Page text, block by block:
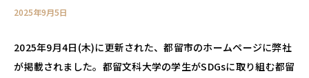
2025年9月5日
2025年9月4日(木)に更新された、都留市のホームページに弊社
が掲載されました。都留文科大学の学生がSDGsに取り組む都留